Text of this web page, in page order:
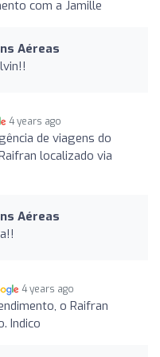
com a Jamille
Aéreas
4 years ago
de viagens do
localizado via
Aéreas
4 years ago
o Raifran
Indico